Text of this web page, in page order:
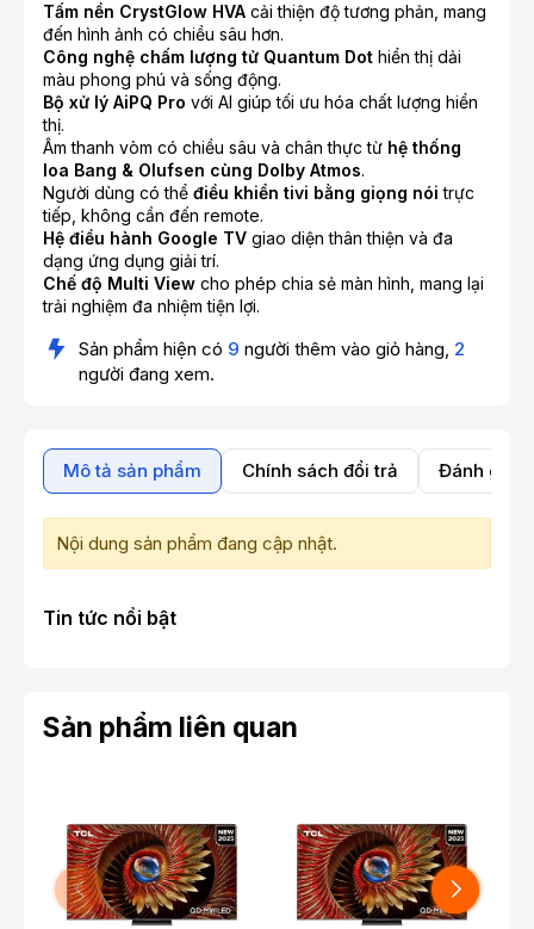
Tấm nền CrystGlow HVA cải thiện độ tương phản, mang
đến hình ảnh có chiều sâu hơn.
Công nghệ chấm lượng tử Quantum Dot hiển thị dải
màu phong phú và sống động.
Bộ xử lý AiPQ Pro với AI giúp tối ưu hóa chất lượng hiển
thị.
Âm thanh vòm có chiều sâu và chân thực từ hệ thống
loa Bang & Olufsen cùng Dolby Atmos.
Người dùng có thể điều khiển tivi bằng giọng nói trực
tiếp, không cần đến remote.
Hệ điều hành Google TV giao diện thân thiện và đa
dạng ứng dụng giải trí.
Chế độ Multi View cho phép chia sẻ màn hình, mang lại
trải nghiệm đa nhiệm tiện lợi.
Sản phẩm hiện có 9 người thêm vào giỏ hàng, 2
người đang xem.
Mô tả sản phẩm Chính sách đổi trả Đánh giá
Nội dung sản phẩm đang cập nhật.
Tin tức nổi bật
Sản phẩm liên quan